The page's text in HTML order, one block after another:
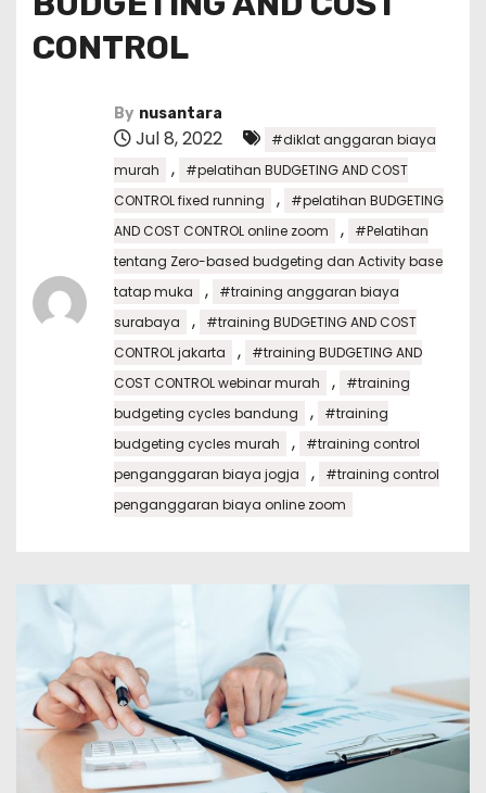
CONTROL
By nusantara
Jul 8, 2022
#diklat anggaran biaya
murah
,
#pelatihan BUDGETING AND COST
CONTROL fixed running
,
#pelatihan BUDGETING
AND COST CONTROL online zoom
,
#Pelatihan
tentang Zero-based budgeting dan Activity base
tatap muka
,
#training anggaran biaya
surabaya
,
#training BUDGETING AND COST
CONTROL jakarta
,
#training BUDGETING AND
COST CONTROL webinar murah
,
#training
budgeting cycles bandung
,
#training
budgeting cycles murah
,
#training control
penganggaran biaya jogja
,
#training control
penganggaran biaya online zoom